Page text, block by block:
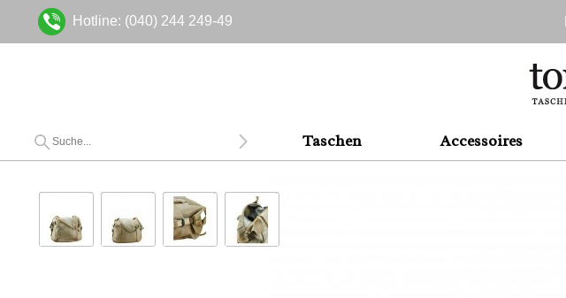
Hotline: (040) 244 249-49
Taschen Accessoires